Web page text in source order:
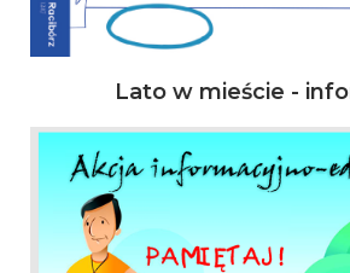
Lato w mieście -